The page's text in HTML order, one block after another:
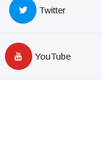
Twitter
YouTube